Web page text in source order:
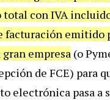
con IVA
facturación emitido
empresa (o
de FCE) para
electrónica pasa a